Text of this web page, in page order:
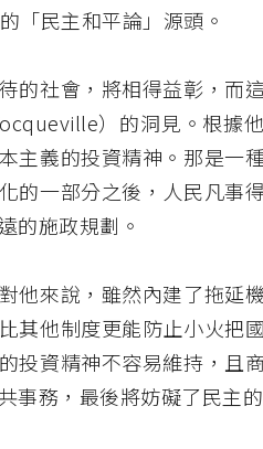
「民主和平論」源頭。
的社會，將相得益彰，而
）的洞見。根據
主義的投資精神。那是一
的一部分之後，人民凡事
的施政規劃。
他來說，雖然內建了拖延
其他制度更能防止小火把
投資精神不容易維持，且
事務，最後將妨礙了民主的